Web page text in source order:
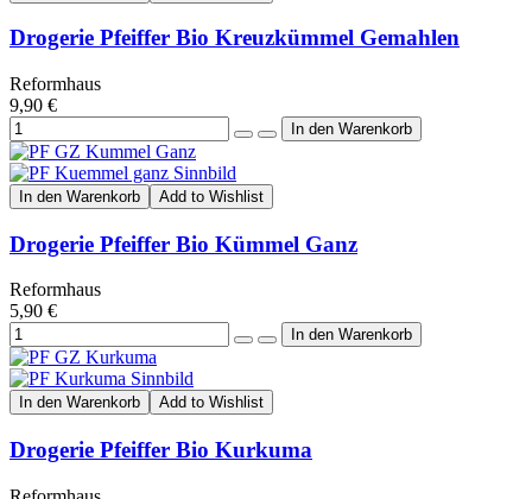
Drogerie Pfeiffer Bio Kreuzkümmel Gemahlen
Reformhaus
9,90 €
In den Warenkorb Add to Wishlist
Drogerie Pfeiffer Bio Kümmel Ganz
Reformhaus
5,90 €
In den Warenkorb Add to Wishlist
Drogerie Pfeiffer Bio Kurkuma